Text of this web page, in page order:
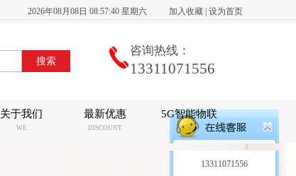
2026年08月08日 08:57:40 星期六 加入收藏 设为首页
咨询热线：
13311071556
关于我们
WE
最新优惠
DISCOUNT
5G智能物联
5G IOT
13311071556